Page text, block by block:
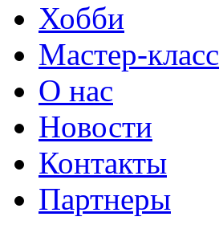
Хобби
Мастер-
О нас
Новости
Контакты
Партнеры